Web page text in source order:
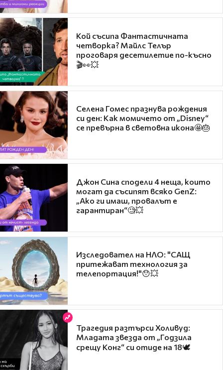
Кой съсипа Фантастичната
четворка? Майлс Телър
проговаря десетилетие по-късно
🎬👀💥
Селена Гомес празнува рождения
си ден: Как момичето от „Disney“
се превърна в световна икона🤩🎂
Джон Сина сподели 4 неща, които
могат да съсипят всяко GenZ:
„Ако ги имаш, провалът е
гарантиран“🧐💥
Изследовател на НЛО: "САЩ
притежават технология за
телепортация!"😯💥
Трагедия разтърси Холивуд:
Младата звезда от „Годзила
срещу Конг“ си отиде на 18🕊️